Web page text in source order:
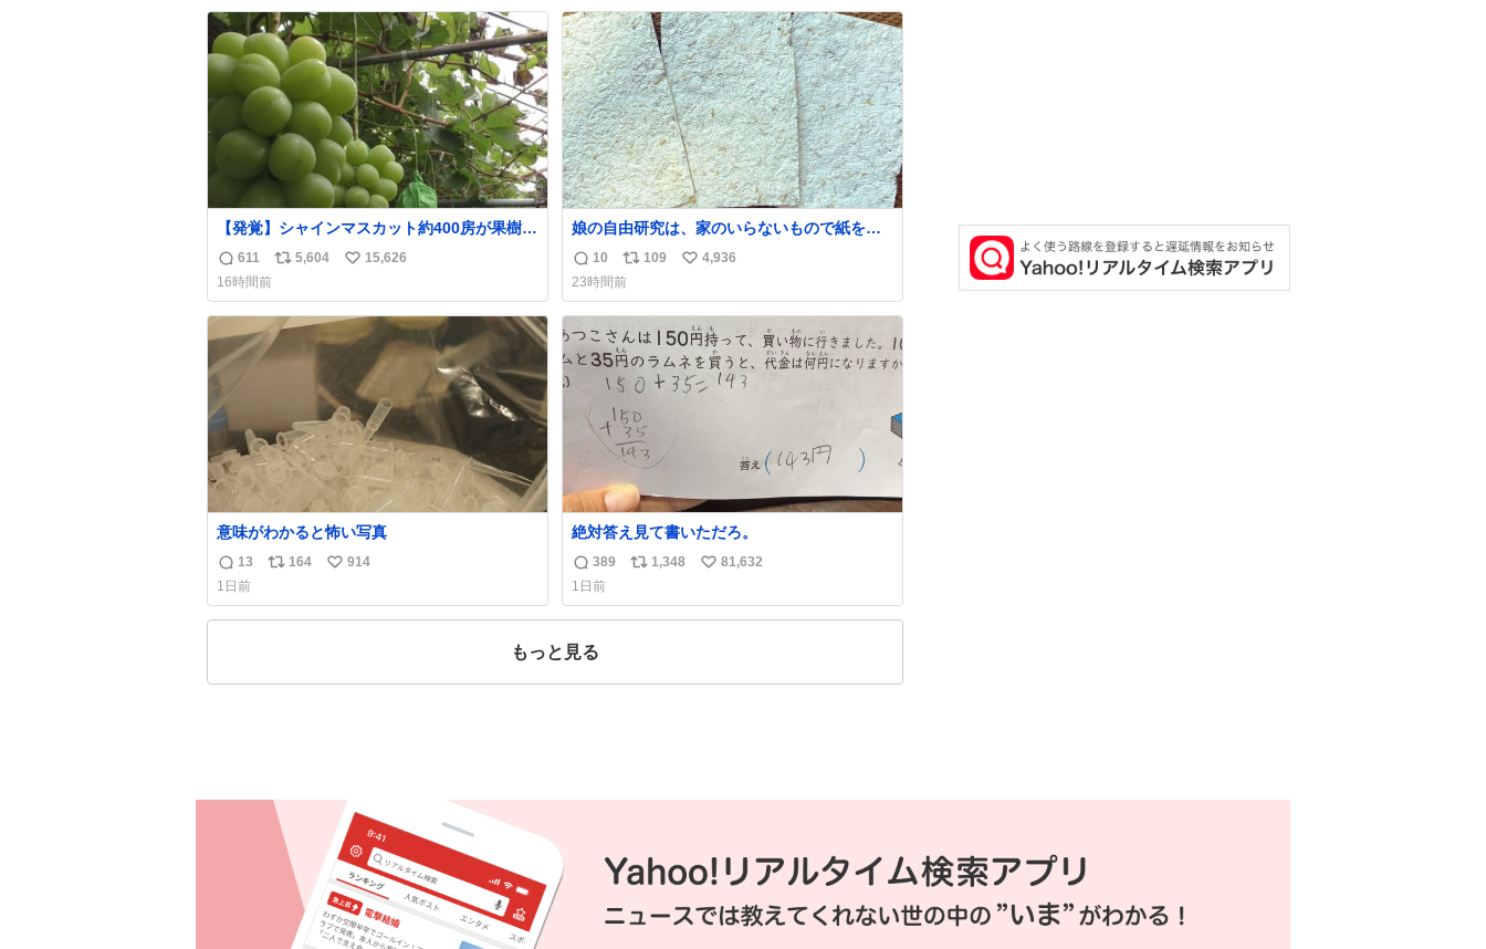
数
ス
ト
数
ね
数
数
ス
ト
数
ね
数
【発覚】シャインマスカット約400房が果樹園
から盗まれる 栃木・佐野市
news.livedoor.com/article/detail… 被害に遭
った果樹園には防犯カメラなどはなく、シャ
インマスカットが盗まれた木には刃物などで
切られた跡が。市内で今年に入って同様の被
害は確認されておらず、警察はパトロールを
強化する。
返
信
数
611
リ
ス
ト
数
5,604
い
ね
数
15,626
16時間前
娘の自由研究は、家のいらないもので紙をつ
くる。 という事でわたしの使わないリードが
紙に変身しました😂
返
信
数
10
リ
ポ
ス
ト
数
109
い
ね
数
4,936
23時間前
意味がわかると怖い写真
返
信
数
13
リ
ス
164
い
ね
914
1日前
絶対答え見て書いただろ。
返
信
数
389
リ
ス
1,348
い
ね
81,632
1日前
もっと見る